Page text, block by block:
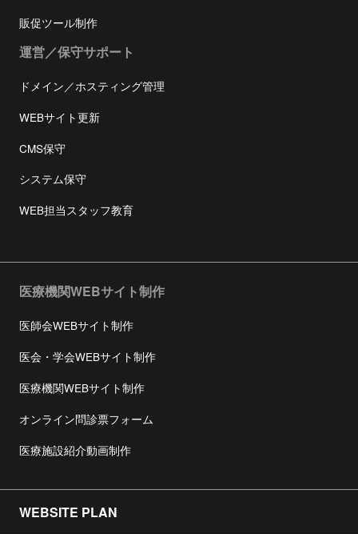
販促ツール制作
運営／保守サポート
ドメイン／ホスティング管理
WEBサイト更新
CMS保守
システム保守
WEB担当スタッフ教育
医療機関WEBサイト制作
医師会WEBサイト制作
医会・学会WEBサイト制作
医療機関WEBサイト制作
オンライン問診票フォーム
医療施設紹介動画制作
WEBSITE PLAN